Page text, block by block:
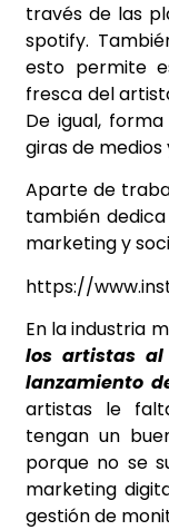
través de las
spotify.
esto permite
fresca del
De igual,
giras de
Aparte de
también
marketing y
https://
En la industria
los artistas
lanzamiento
artistas le
tengan un
porque no se
marketing
gestión de